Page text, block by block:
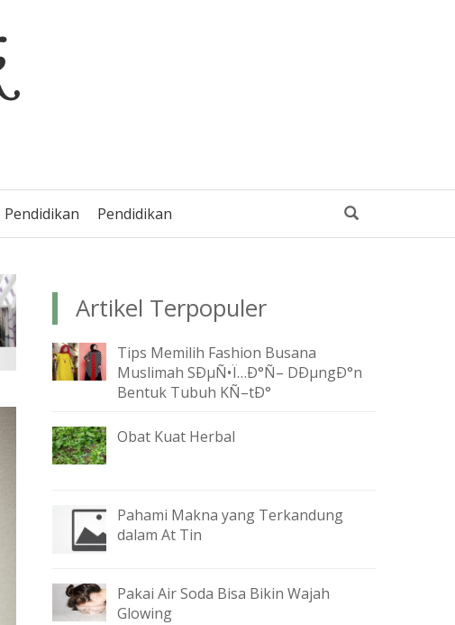
Pendidikan Pendidikan
Artikel Terpopuler
Tips Memilih Fashion Busana
Muslimah SÐµÑ•Ï…Ð°Ñ– DÐµngÐ°n
Bentuk Tubuh KÑ–tÐ°
Obat Kuat Herbal
Pahami Makna yang Terkandung
dalam At Tin
Pakai Air Soda Bisa Bikin Wajah
Glowing